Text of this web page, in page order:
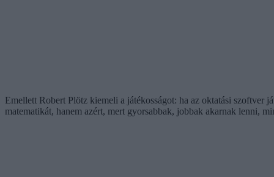
Emellett Robert Plötz kiemeli a játékosságot: ha az oktatási szoftver
matematikát, hanem azért, mert gyorsabbak, jobbak akarnak lenni,